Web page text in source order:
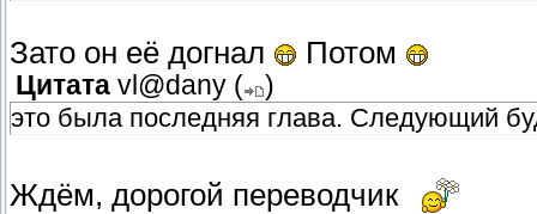
Зато он её догнал Потом
Цитата vl@dany (
)
это была последняя глава. Следующий
Ждём, дорогой переводчик